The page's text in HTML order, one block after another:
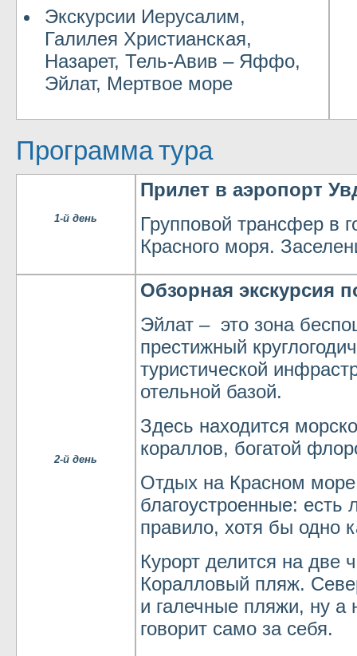
Экскурсии Иерусалим,
Галилея Христианская,
Назарет, Тель-Авив – Яффо,
Эйлат, Мертвое море
Программа тура
1-й день
Прилет в аэропорт
Групповой трансфер в
Красного моря.
2-й день
Обзорная экскурсия
Эйлат – это зона
престижный
туристической
отельной базой.
Здесь находится
кораллов, богатой
Отдых на Красном
благоустроенные: есть
правило, хотя бы одно
Курорт делится на две
Коралловый пляж.
и галечные пляжи, ну а
говорит само за себя.